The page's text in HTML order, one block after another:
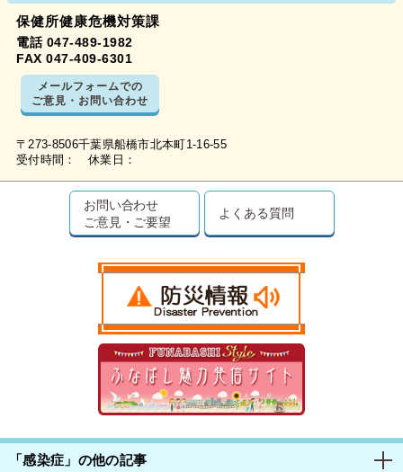
保健所健康危機対策課
電話 047-489-1982
FAX 047-409-6301
メールフォームでの
ご意見・お問い合わせ
〒273-8506千葉県船橋市北本町1-16-55
受付時間： 休業日：
お問い合わせ
ご意見・ご要望
よくある質問
「感染症」の他の記事